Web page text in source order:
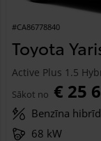
#CA86778840
Toyota
Active Plus 1.5
Sākot no € 25
Benzīna
68 kW